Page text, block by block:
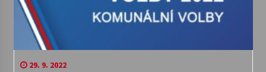
29. 9. 2022